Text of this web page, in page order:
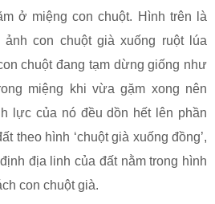
ở miệng con chuột. Hình trên là
con chuột già xuống ruột lúa
chuột đang tạm dừng giống như
miệng khi vừa gặm xong nên
lực của nó đều dồn hết lên phần
theo hình ‘chuột già xuống đồng’,
địa linh của đất nằm trong hình
con chuột già.